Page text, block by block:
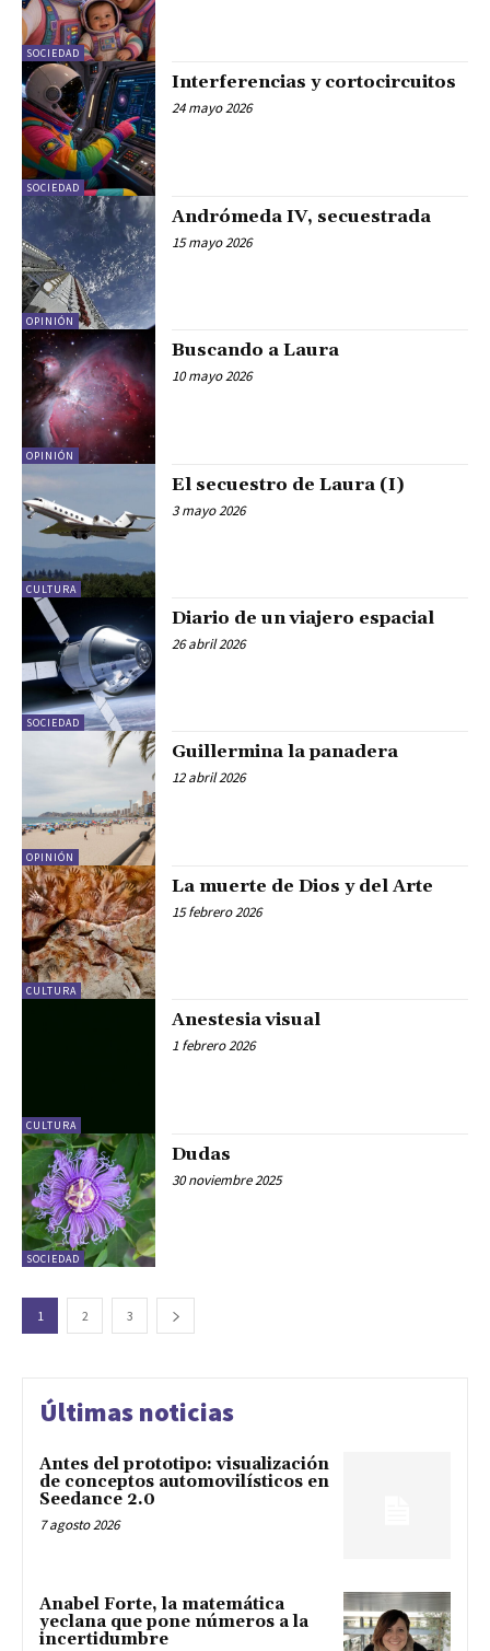
SOCIEDAD
SOCIEDAD
Interferencias y cortocircuitos
24 mayo 2026
OPINIÓN
Andrómeda IV, secuestrada
15 mayo 2026
OPINIÓN
Buscando a Laura
10 mayo 2026
CULTURA
El secuestro de Laura (I)
3 mayo 2026
SOCIEDAD
Diario de un viajero espacial
26 abril 2026
OPINIÓN
Guillermina la panadera
12 abril 2026
CULTURA
La muerte de Dios y del Arte
15 febrero 2026
CULTURA
Anestesia visual
1 febrero 2026
SOCIEDAD
Dudas
30 noviembre 2025
1 2 3
Últimas noticias
Antes del prototipo: visualización
de conceptos automovilísticos en
Seedance 2.0
7 agosto 2026
Anabel Forte, la matemática
yeclana que pone números a la
incertidumbre